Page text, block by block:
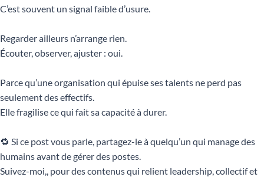
C’est souvent un signal faible d’usure.
Regarder ailleurs n’arrange rien.
Écouter, observer, ajuster : oui.
Parce qu’une organisation qui épuise ses talents ne perd pas
seulement des effectifs.
Elle fragilise ce qui fait sa capacité à durer.
🔁 Si ce post vous parle, partagez-le à quelqu’un qui manage des
humains avant de gérer des postes.
Suivez-moi,, pour des contenus qui relient leadership, collectif et